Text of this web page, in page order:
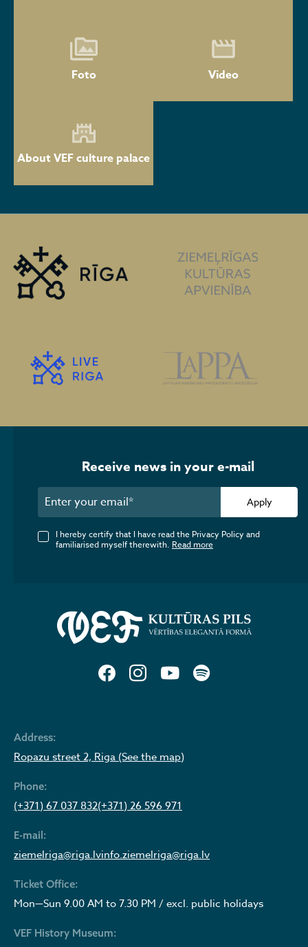
Foto Video
About VEF culture palace
Address:
Ropazu street 2, Riga (See the map)
Phone:
(+371) 67 037 832(+371) 26 596 971
E-mail:
ziemelriga@riga.lvinfo.ziemelriga@riga.lv
Ticket Office:
Mon—Sun 9.00 AM to 7.30 PM / excl. public holidays
VEF History Museum:
Receive news in your e-mail
Apply
I hereby certify that I have read the Privacy Policy and
familiarised myself therewith. Read more